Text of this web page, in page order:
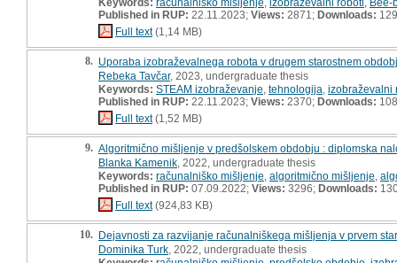
Published in RUP: 22.11.2023; Views: 2871; Downloads: 129
Full text(1,14 MB)
8. Uporaba izobraževalnega robota v drugem starostnem
Rebeka Tavčar, 2023, undergraduate thesis
Keywords: STEAM izobraževanje tehnologija izobraževalni
Published in RUP: 22.11.2023; Views: 2370; Downloads: 108
Full text(1,52 MB)
9. Algoritmično mišljenje v predšolskem obdobju : diplomska
Blanka Kamenik , 2022, undergraduate thesis
Keywords: računalniško mišljenje algoritmično mišljenje
Published in RUP: 07.09.2022; Views: 3296; Downloads:
Full text(924,83 KB)
10. Dejavnosti za razvijanje računalniškega mišljenja v prvem
Dominika Turk , 2022, undergraduate thesis